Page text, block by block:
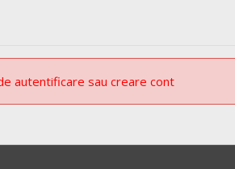
autentificare sau creare cont